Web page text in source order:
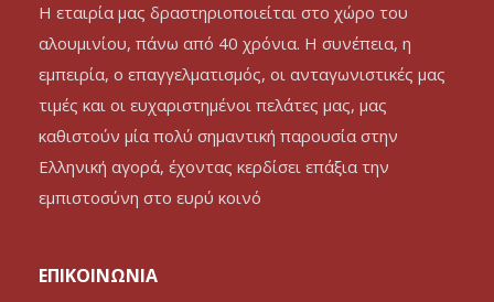
Η εταιρία μας δραστηριοποιείται στο χώρο του
αλουμινίου, πάνω από 40 χρόνια. Η συνέπεια, η
εμπειρία, ο επαγγελματισμός, οι ανταγωνιστικές μας
τιμές και οι ευχαριστημένοι πελάτες μας, μας
καθιστούν μία πολύ σημαντική παρουσία στην
Ελληνική αγορά, έχοντας κερδίσει επάξια την
εμπιστοσύνη στο ευρύ κοινό
ΕΠΙΚΟΙΝΩΝΙΑ